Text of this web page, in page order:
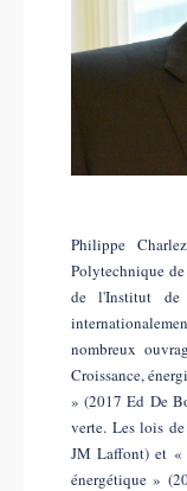
Philippe
Polytechnique
de l'Institut de
nombreux
Croissance,
» (2017 Ed De
verte. Les lois
JM Laffont) et «
énergétique »